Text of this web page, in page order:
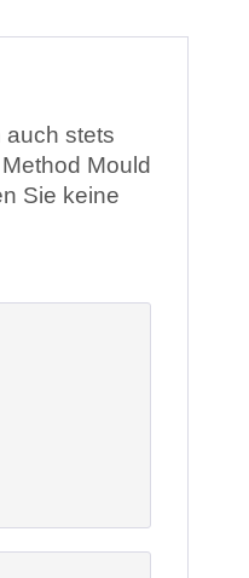
auch stets
Mould
Sie keine